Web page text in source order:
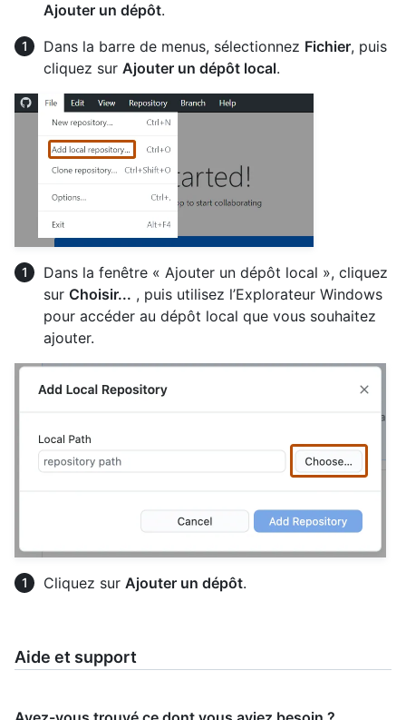
Ajouter un dépôt.
Dans la barre de menus, sélectionnez Fichier, puis
cliquez sur Ajouter un dépôt local.
Dans la fenêtre « Ajouter un dépôt local », cliquez
sur Choisir... , puis utilisez l’Explorateur Windows
pour accéder au dépôt local que vous souhaitez
ajouter.
Cliquez sur Ajouter un dépôt.
Aide et support